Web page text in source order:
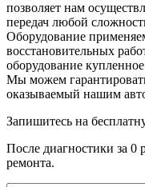
позволяет нам
передач любой
Оборудование
восстановительных
оборудование
Мы можем
оказываемый нашим
Запишитесь на
После диагностики за 0
ремонта.